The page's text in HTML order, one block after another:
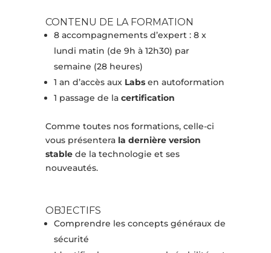
CONTENU DE LA FORMATION
8 accompagnements d’expert : 8 x
lundi matin (de 9h à 12h30) par
semaine (28 heures)
1 an d’accès aux Labsen autoformation
1 passage de la certification
Comme toutes nos formations, celle-ci
vous présentera la dernière version
stablede la technologie et ses
nouveautés.
OBJECTIFS
Comprendre les concepts généraux de
sécurité